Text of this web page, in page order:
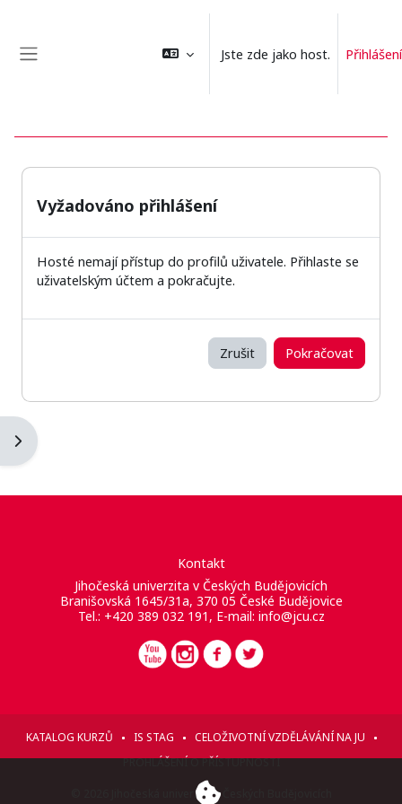
Jste zde jako host. Přihlášení
Otevřít panel bloku
Vyžadováno přihlášení
Hosté nemají přístup do profilů uživatele. Přihlaste se
uživatelským účtem a pokračujte.
Zrušit Pokračovat
Kontakt
Jihočeská univerzita v Českých Budějovicích
Branišovská 1645/31a, 370 05 České Budějovice
Tel.: +420 389 032 191, E-mail: info@jcu.cz
KATALOG KURZŮ IS STAG
CELOŽIVOTNÍ VZDĚLÁVÁNÍ NA JU
PROHLÁŠENÍ O PŘÍSTUPNOSTI
© 2026 Jihočeská univerzita v Českých Budějovicích